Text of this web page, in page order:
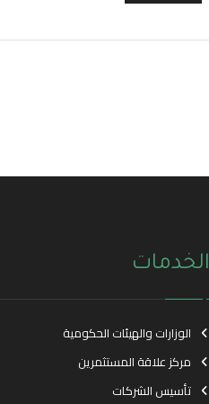
الخدمات
الوزارات والهيئات الحكومية
مركز علاقة المستثمرين
تأسيس الشركات